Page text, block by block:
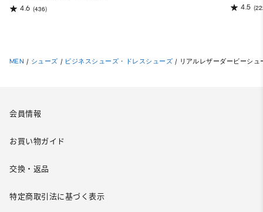
4.6 (436)
4.5
MEN / シューズ / ビジネスシューズ・ドレスシューズ / リアルレザーダービーシュ
会員情報
お買い物ガイド
交換・返品
特定商取引法に基づく表示